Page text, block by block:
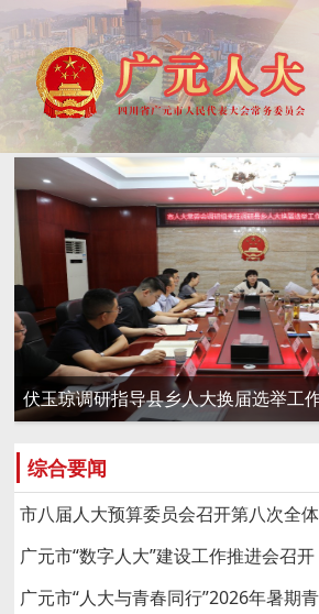
伏玉琼调研指导县乡人大换届选举工
综合要闻
市八届人大预算委员会召开第八次全
广元市“数字人大”建设工作推进会召开